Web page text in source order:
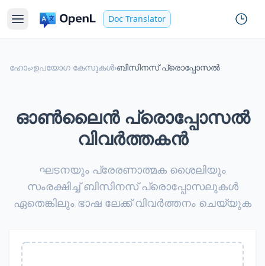
Doc Translator
ഹോം›ഉപയോഗ കേസുകൾ›ബിസിനസ് പ്രൊപ്പോസൽ
ഓൺലൈൻ പ്രൊപ്പോസൽ
വിവർത്തകൻ
ഘടനയും പ്രേരണാത്മക ശൈലിയും
സംരക്ഷിച്ച് ബിസിനസ് പ്രൊപ്പോസലുകൾ
ഏതെങ്കിലും ഭാഷ ലേക്ക് വിവർത്തനം ചെയ്യുക